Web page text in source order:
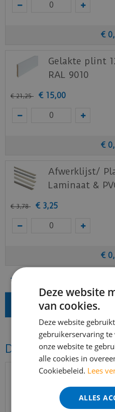
€ 0,
Gelakte plint
RAL 9010
€ 21,25 € 15,00
€ 0,
Afwerklijst/
Laminaat &
€ 3,78 € 3,25
€ 0,
Totaal (incl. BTW)
Dit vind je
BEREIKBAARHEID
In verband met de
t/m 14 augustus
bereikbaar.
Bestelling worden
echter iets minder
gewend bent.
Voor vragen kan je
Deze website
van cookies.
Deze website
gebruikerservaring
onze website te
alle cookies in
Cookiebeleid. Lees
ALLES